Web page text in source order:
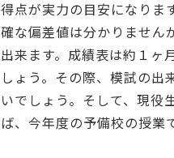
得点が実力の目安になりま
確な偏差値は分かりません
出来ます。成績表は約１ヶ
しょう。その際、模試の出
いでしょう。そして、現役
ば、今年度の予備校の授業